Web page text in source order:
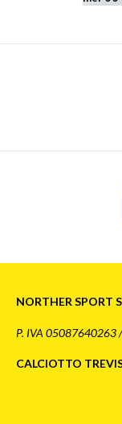
NORTHER SPORT
P. IVA 05087640263
CALCIOTTO